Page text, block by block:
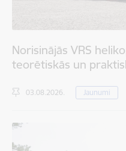
Norisinājās VRS
teorētiskās un
03.08.2026. Jaunumi